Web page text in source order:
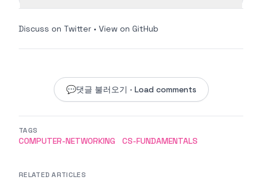
Discuss on Twitter • View on GitHub
💬댓글 불러오기 · Load comments
TAGS
COMPUTER-NETWORKING CS-FUNDAMENTALS
RELATED ARTICLES